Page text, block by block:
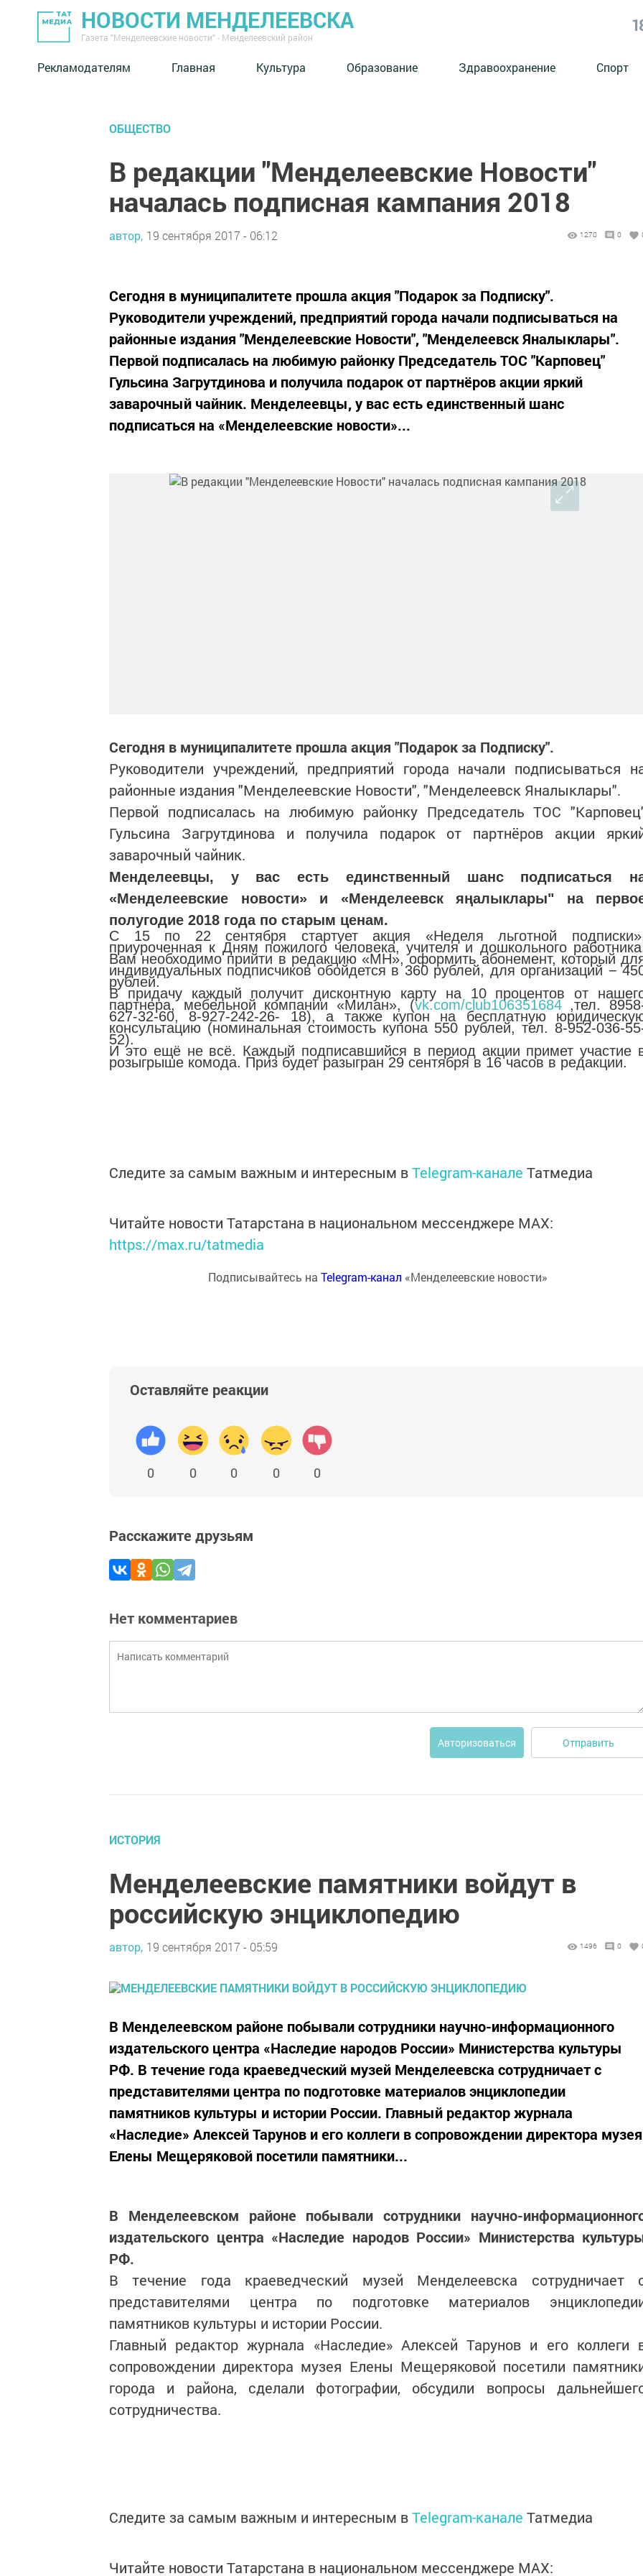
НОВОСТИ МЕНДЕЛЕЕВСКА
Газета "Менделеевские новости" - Менделеевский район
Рекламодателям Главная Культура Образование Здравоохранение Спорт
ОБЩЕСТВО
В редакции "Менделеевские Новости"
началась подписная кампания 2018
автор, 19 сентября 2017 - 06:12 1270 0
Сегодня в муниципалитете прошла акция "Подарок за Подписку".
Руководители учреждений, предприятий города начали подписываться на
районные издания "Менделеевские Новости", "Менделеевск Яналыклары".
Первой подписалась на любимую районку Председатель ТОС "Карповец"
Гульсина Загрутдинова и получила подарок от партнёров акции яркий
заварочный чайник. Менделеевцы, у вас есть единственный шанс
подписаться на «Менделеевские новости»...
Сегодня в муниципалитете прошла акция "Подарок за Подписку".
Руководители учреждений, предприятий города начали подписываться
районные издания "Менделеевские Новости", "Менделеевск Яналыклары".
Первой подписалась на любимую районку Председатель ТОС
Гульсина Загрутдинова и получила подарок от партнёров акции
заварочный чайник.
Менделеевцы, у вас есть единственный шанс подписаться
«Менделеевские новости» и «Менделеевск яңалыклары" на
полугодие 2018 года по старым ценам.
С 15 по 22 сентября стартует акция «Неделя льготной
приуроченная к Дням пожилого человека, учителя и дошкольного
Вам необходимо прийти в редакцию «МН», оформить абонемент, который
индивидуальных подписчиков обойдется в 360 рублей, для организаций −
рублей.
В придачу каждый получит дисконтную карту на 10 процентов от
партнера, мебельной компании «Милан», (vk.com/club106351684,тел.
627-32-60, 8-927-242-26- 18), а также купон на бесплатную
консультацию (номинальная стоимость купона 550 рублей, тел. 8-952-036-
52).
И это ещё не всё. Каждый подписавшийся в период акции примет участие
розыгрыше комода. Приз будет разыгран 29 сентября в 16 часов в редакции.
Следите за самым важным и интересным вTelegram-канале Татмедиа
Читайте новости Татарстана в национальном мессенджере MАХ:
https://max.ru/tatmedia
Подписывайтесь на Telegram-канал «Менделеевские новости»
Оставляйте реакции
0 0 0 0 0
Расскажите друзьям
Нет комментариев
Авторизоваться Отправить
ИСТОРИЯ
Менделеевские памятники войдут в
российскую энциклопедию
автор, 19 сентября 2017 - 05:59 1496 0
В Менделеевском районе побывали сотрудники научно-информационного
издательского центра «Наследие народов России» Министерства культуры
РФ. В течение года краеведческий музей Менделеевска сотрудничает с
представителями центра по подготовке материалов энциклопедии
памятников культуры и истории России. Главный редактор журнала
«Наследие» Алексей Тарунов и его коллеги в сопровождении директора музея
Елены Мещеряковой посетили памятники...
В Менделеевском районе побывали сотрудники научно-
издательского центра «Наследие народов России» Министерства
РФ.
В течение года краеведческий музей Менделеевска сотрудничает
представителями центра по подготовке материалов
памятников культуры и истории России.
Главный редактор журнала «Наследие» Алексей Тарунов и его коллеги
сопровождении директора музея Елены Мещеряковой посетили
города и района, сделали фотографии, обсудили вопросы
сотрудничества.
Следите за самым важным и интересным вTelegram-канале Татмедиа
Читайте новости Татарстана в национальном мессенджере MАХ: